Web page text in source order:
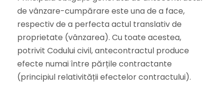
de vânzare-cumpărare este una de a face,
respectiv de a perfecta actul translativ de
proprietate (vânzarea). Cu toate acestea,
potrivit Codului civil, antecontractul produce
efecte numai între părțile contractante
(principiul relativității efectelor contractului).